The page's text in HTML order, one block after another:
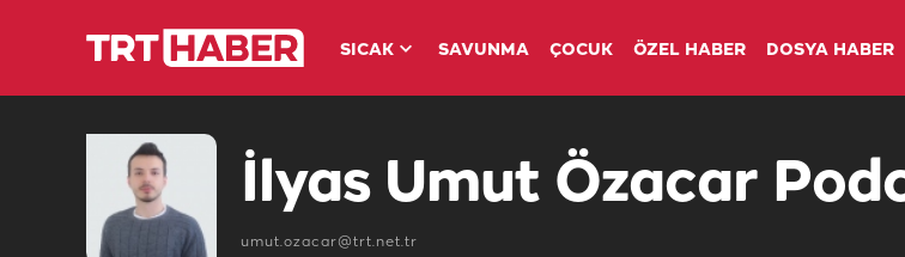
SICAK SAVUNMA ÇOCUK ÖZEL HABER DOSYA HABER
İlyas Umut Özacar
umut.ozacar@trt.net.tr